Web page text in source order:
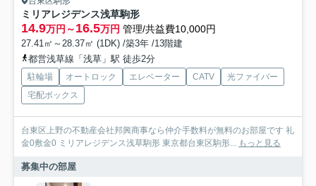
ミリアレジデンス浅草駒形
14.9万円～16.5万円 管理/共益費10,000円
27.41㎡～28.37㎡ (1DK) /築3年 /13階建
都営浅草線「浅草」駅 徒歩2分
駐輪場 オートロック エレベーター CATV
光ファイバー
宅配ボックス
台東区上野の不動産会社邦興商事なら仲介手数料が無料のお部屋です 礼
金0敷金0 ミリアレジデンス浅草駒形 東京都台東区駒形...
もっと見る
募集中の部屋